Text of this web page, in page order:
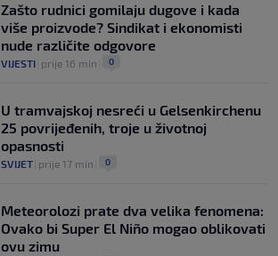
Zašto rudnici gomilaju dugove i kada
više proizvode? Sindikat i ekonomisti
nude različite odgovore
VIJESTI prije 16 min 0
U tramvajskoj nesreći u Gelsenkirchenu
25 povrijeđenih, troje u životnoj
opasnosti
SVIJET prije 17 min 0
Meteorolozi prate dva velika fenomena:
Ovako bi Super El Niño mogao oblikovati
ovu zimu